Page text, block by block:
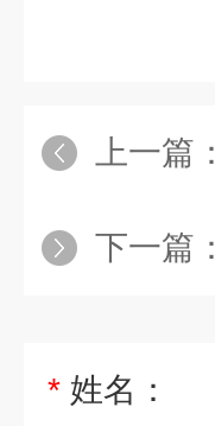
上一篇：
下一篇：
* 姓名：